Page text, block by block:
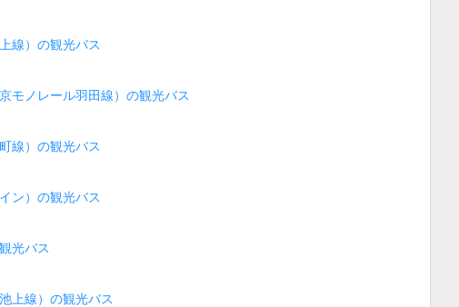
線）の観光バス
モノレール羽田線）の観光バス
線）の観光バス
ン）の観光バス
光バス
上線）の観光バス